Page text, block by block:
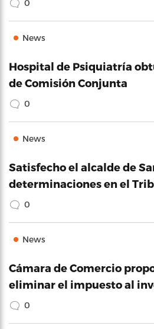
0
News
Hospital de Psiquiatría
de Comisión Conjunta
0
News
Satisfecho el alcalde de
determinaciones en el
0
News
Cámara de Comercio
eliminar el impuesto al
0